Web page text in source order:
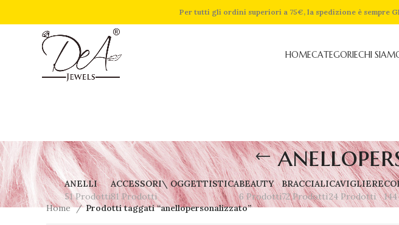
Per tutti gli ordini superiori a 75€, la spedizione è sempre
HOMECATEGORIECHI
ANELLI
51 Prodotti
ACCESSORI\ OGGETTISTICA
81 Prodotti
BEAUTY
6 Prodotti
BRACCIALI
72 Prodotti
CAVIGLIERE
24 Prodotti
Home
Prodotti taggati “anellopersonalizzato”